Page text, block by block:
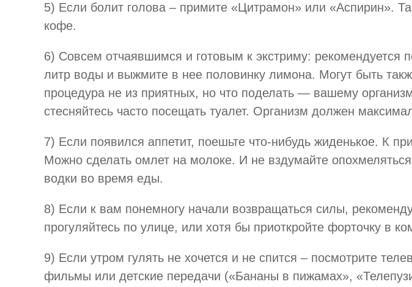
5) Если болит голова – примите «Цитрамон» или «Аспирин».
кофе.
6) Совсем отчаявшимся и готовым к экстриму: рекомендуется
литр воды и выжмите в нее половинку лимона. Могут быть
процедура не из приятных, но что поделать — вашему
стесняйтесь часто посещать туалет. Организм должен
7) Если появился аппетит, поешьте что-нибудь жиденькое. К
Можно сделать омлет на молоке. И не вздумайте
водки во время еды.
8) Если к вам понемногу начали возвращаться силы,
прогуляйтесь по улице, или хотя бы приоткройте форточку в
9) Если утром гулять не хочется и не спится – посмотрите
фильмы или детские передачи («Бананы в пижамах»,